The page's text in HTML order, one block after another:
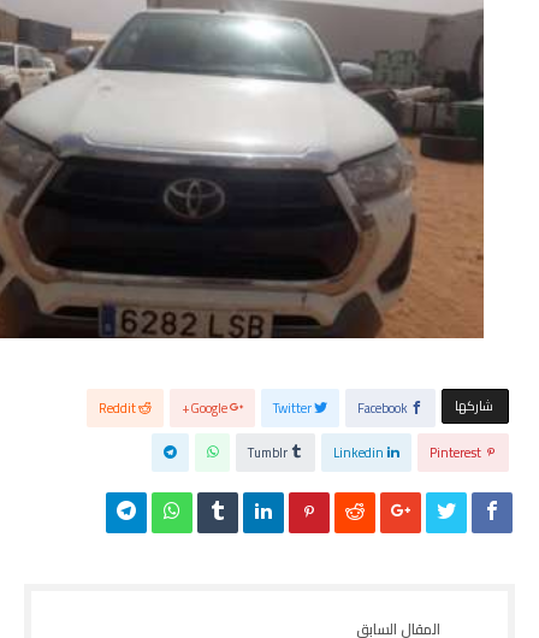
‫‫ شاركها‬ Facebook
Twitter
Google+
Reddit
Pinterest
Linkedin
Tumblr